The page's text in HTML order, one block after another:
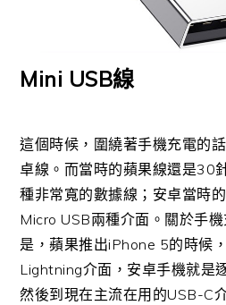
Mini USB線
這個時候，圍繞著手機充電的
卓線。而當時的蘋果線還是30
種非常寬的數據線；安卓當時
Micro USB兩種介面。關於手
是，蘋果推出iPhone 5的時候
Lightning介面，安卓手機就是
然後到現在主流在用的USB-C